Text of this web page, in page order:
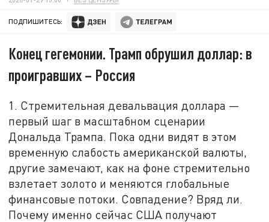
ПОДПИШИТЕСЬ:
Конец гегемонии. Трамп обрушил доллар: в
проигравших – Россия
1. Стремительная девальвация доллара —
первый шаг в масштабном сценарии
Дональда Трампа. Пока одни видят в этом
временную слабость американской валюты,
другие замечают, как на фоне стремительно
взлетает золото и меняются глобальные
финансовые потоки. Совпадение? Вряд ли.
Почему именно сейчас США получают